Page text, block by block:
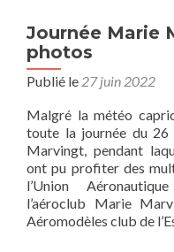
Journée Marie
photos
Publié le 27 juin 2022
Malgré la météo
toute la journée du
Marvingt, pendant
ont pu profiter des
l’Union
l’aéroclub Marie
Aéromodèles club de